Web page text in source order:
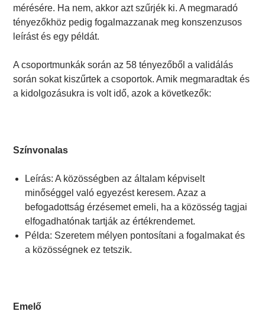
mérésére. Ha nem, akkor azt szűrjék ki. A megmaradó
tényezőkhöz pedig fogalmazzanak meg konszenzusos
leírást és egy példát.
A csoportmunkák során az 58 tényezőből a validálás
során sokat kiszűrtek a csoportok. Amik megmaradtak és
a kidolgozásukra is volt idő, azok a következők:
Színvonalas
Leírás: A közösségben az általam képviselt
minőséggel való egyezést keresem. Azaz a
befogadottság érzésemet emeli, ha a közösség tagjai
elfogadhatónak tartják az értékrendemet.
Példa: Szeretem mélyen pontosítani a fogalmakat és
a közösségnek ez tetszik.
Emelő